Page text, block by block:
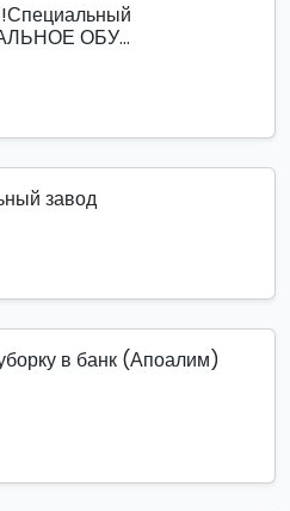
ОБУ...
завод
в банк (Апоалим)